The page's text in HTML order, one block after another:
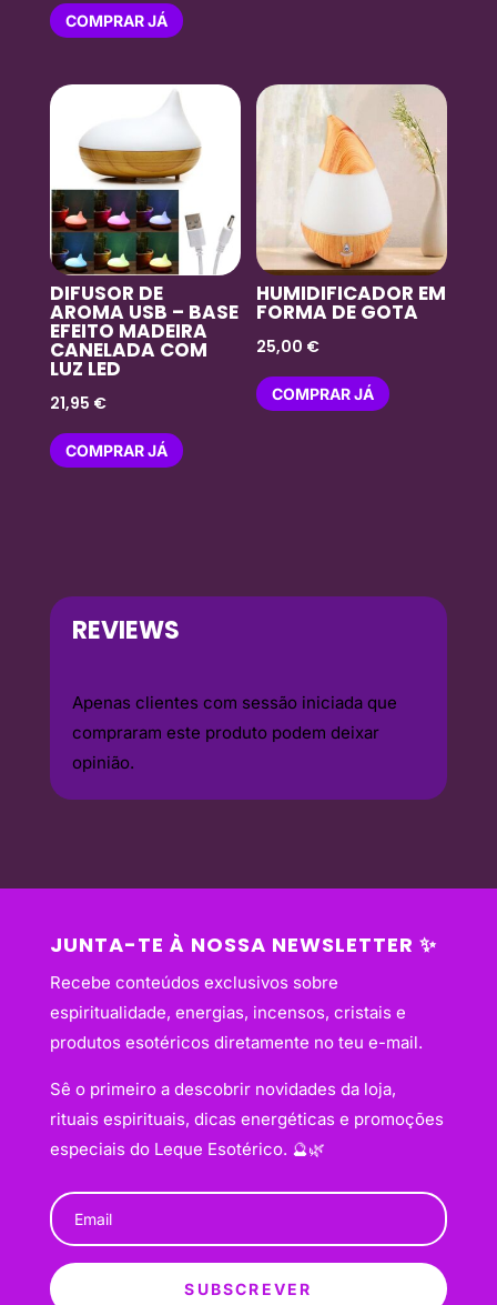
COMPRAR JÁ
DIFUSOR DE
AROMA USB – BASE
EFEITO MADEIRA
CANELADA COM
LUZ LED
21,95 €
COMPRAR JÁ
HUMIDIFICADOR EM
FORMA DE GOTA
25,00 €
COMPRAR JÁ
REVIEWS
Apenas clientes com sessão iniciada que
compraram este produto podem deixar
opinião.
JUNTA-TE À NOSSA NEWSLETTER ✨
Recebe conteúdos exclusivos sobre
espiritualidade, energias, incensos, cristais e
produtos esotéricos diretamente no teu e-mail.
Sê o primeiro a descobrir novidades da loja,
rituais espirituais, dicas energéticas e promoções
especiais do Leque Esotérico. 🔮🌿
SUBSCREVER